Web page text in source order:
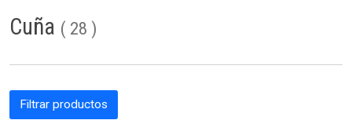
Cuña ( 28 )
Filtrar productos